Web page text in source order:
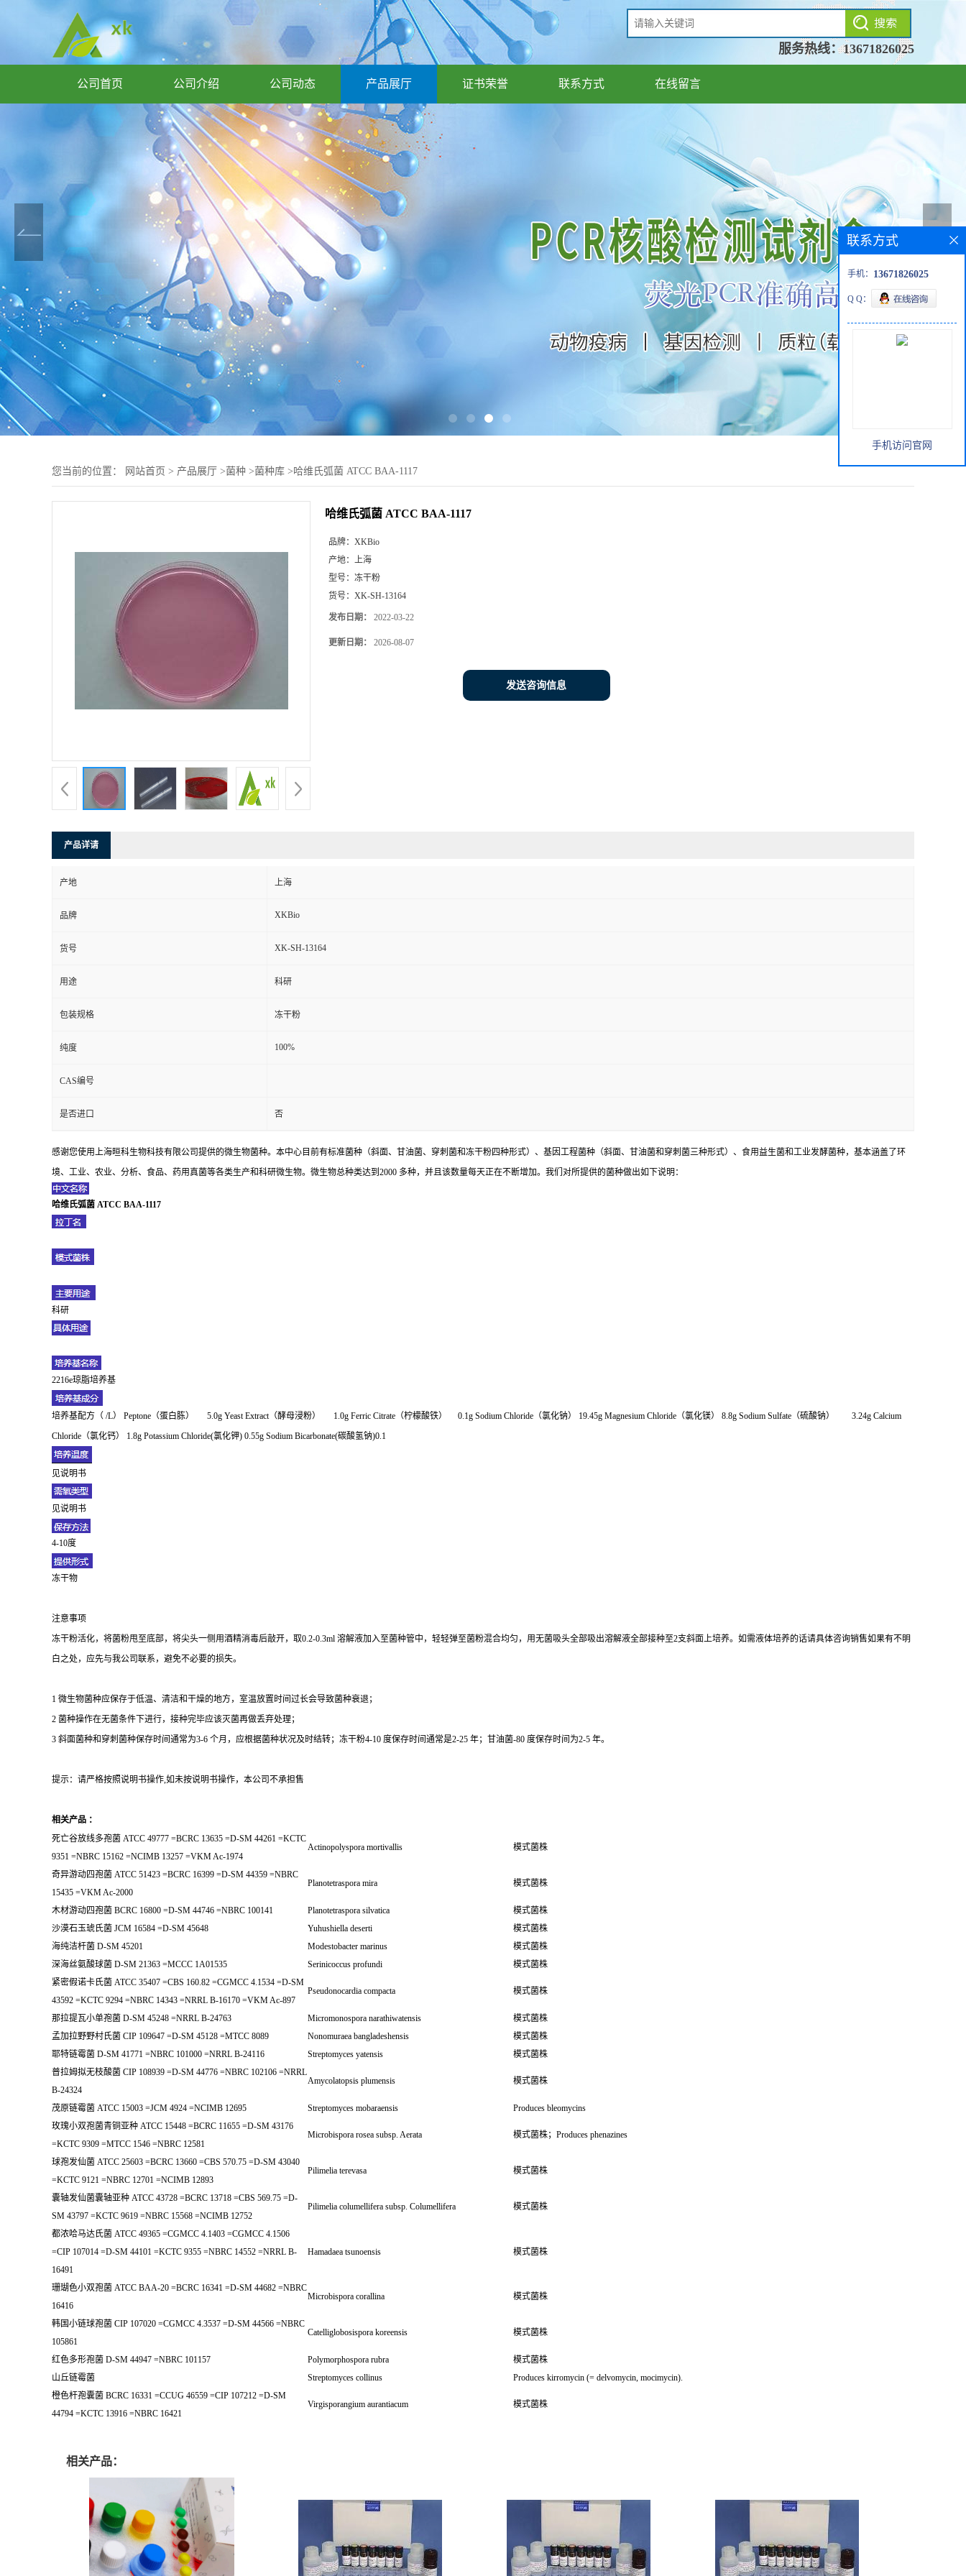
服务热线：13671826025
公司首页 公司介绍 公司动态 产品展厅 证书荣誉 联系方式 在线留言
您当前的位置： 网站首页 > 产品展厅 >菌种 >菌种库 >哈维氏弧菌 ATCC BAA-1117
哈维氏弧菌 ATCC BAA-1117
品牌： XKBio
产地： 上海
型号： 冻干粉
货号： XK-SH-13164
发布日期： 2022-03-22
更新日期： 2026-08-07
发送咨询信息
产品详请
产地 上海
品牌 XKBio
货号 XK-SH-13164
用途 科研
包装规格 冻干粉
纯度 100%
CAS编号
是否进口 否
感谢您使用上海晅科生物科技有限公司提供的微生物菌种。本中心目前有标准菌种（斜面、甘油菌、穿刺菌和冻干粉四种形式）、基因工程菌种（斜面、甘油菌和穿刺菌三种形式）、食用益生菌和工业发酵菌种，基本涵盖了环
境、工业、农业、分析、食品、药用真菌等各类生产和科研微生物。微生物总种类达到2000 多种，并且该数量每天正在不断增加。我们对所提供的菌种做出如下说明：
哈维氏弧菌 ATCC BAA-1117
科研
2216e琼脂培养基
培养基配方（ /L） Peptone（蛋白胨） 5.0g Yeast Extract（酵母浸粉） 1.0g Ferric Citrate（柠檬酸铁） 0.1g Sodium Chloride（氯化钠） 19.45g Magnesium Chloride（氯化镁） 8.8g Sodium Sulfate（硫酸钠） 3.24g Calcium
Chloride（氯化钙） 1.8g Potassium Chloride(氯化钾) 0.55g Sodium Bicarbonate(碳酸氢钠)0.1
见说明书
见说明书
4-10度
冻干物
注意事项
冻干粉活化，将菌粉甩至底部，将尖头一侧用酒精消毒后敲开，取0.2-0.3ml 溶解液加入至菌种管中，轻轻弹至菌粉混合均匀，用无菌吸头全部吸出溶解液全部接种至2支斜面上培养。如需液体培养的话请具体咨询销售如果有不明
白之处，应先与我公司联系，避免不必要的损失。
1 微生物菌种应保存于低温、清洁和干燥的地方，室温放置时间过长会导致菌种衰退；
2 菌种操作在无菌条件下进行，接种完毕应该灭菌再做丢弃处理；
3 斜面菌种和穿刺菌种保存时间通常为3-6 个月，应根据菌种状况及时结转；冻干粉4-10 度保存时间通常是2-25 年；甘油菌-80 度保存时间为2-5 年。
提示：请严格按照说明书操作,如未按说明书操作，本公司不承担售
相关产品 ：
死亡谷放线多孢菌 ATCC 49777 =BCRC 13635 =D-SM 44261 =KCTC
9351 =NBRC 15162 =NCIMB 13257 =VKM Ac-1974
Actinopolyspora mortivallis 模式菌株
奇异游动四孢菌 ATCC 51423 =BCRC 16399 =D-SM 44359 =NBRC
15435 =VKM Ac-2000
Planotetraspora mira 模式菌株
木材游动四孢菌 BCRC 16800 =D-SM 44746 =NBRC 100141 Planotetraspora silvatica
模式菌株
沙漠石玉琥氏菌 JCM 16584 =D-SM 45648
Yuhushiella deserti
模式菌株
海纯洁杆菌 D-SM 45201
Modestobacter marinus
模式菌株
深海丝氨酸球菌 D-SM 21363 =MCCC 1A01535
Serinicoccus profundi
模式菌株
紧密假诺卡氏菌 ATCC 35407 =CBS 160.82 =CGMCC 4.1534 =D-SM
43592 =KCTC 9294 =NBRC 14343 =NRRL B-16170 =VKM Ac-897
Pseudonocardia compacta 模式菌株
那拉提瓦小单孢菌 D-SM 45248 =NRRL B-24763 Micromonospora narathiwatensis
模式菌株
孟加拉野野村氏菌 CIP 109647 =D-SM 45128 =MTCC 8089
Nonomuraea bangladeshensis
模式菌株
耶特链霉菌 D-SM 41771 =NBRC 101000 =NRRL B-24116
Streptomyces yatensis
模式菌株
普拉姆拟无枝酸菌 CIP 108939 =D-SM 44776 =NBRC 102106 =NRRL
B-24324
Amycolatopsis plumensis 模式菌株
茂原链霉菌 ATCC 15003 =JCM 4924 =NCIMB 12695 Streptomyces mobaraensis
Produces bleomycins
玫瑰小双孢菌青铜亚种 ATCC 15448 =BCRC 11655 =D-SM 43176
=KCTC 9309 =MTCC 1546 =NBRC 12581
Microbispora rosea subsp. Aerata 模式菌株；Produces phenazines
球孢发仙菌 ATCC 25603 =BCRC 13660 =CBS 570.75 =D-SM 43040
=KCTC 9121 =NBRC 12701 =NCIMB 12893
Pilimelia terevasa 模式菌株
囊轴发仙菌囊轴亚种 ATCC 43728 =BCRC 13718 =CBS 569.75 =D-
SM 43797 =KCTC 9619 =NBRC 15568 =NCIMB 12752
Pilimelia columellifera subsp. Columellifera 模式菌株
都浓哈马达氏菌 ATCC 49365 =CGMCC 4.1403 =CGMCC 4.1506
=CIP 107014 =D-SM 44101 =KCTC 9355 =NBRC 14552 =NRRL B-
16491
Hamadaea tsunoensis 模式菌株
珊瑚色小双孢菌 ATCC BAA-20 =BCRC 16341 =D-SM 44682 =NBRC
16416
Microbispora corallina 模式菌株
韩国小链球孢菌 CIP 107020 =CGMCC 4.3537 =D-SM 44566 =NBRC
105861
Catelliglobosispora koreensis 模式菌株
红色多形孢菌 D-SM 44947 =NBRC 101157 Polymorphospora rubra
模式菌株
山丘链霉菌
Streptomyces collinus
Produces kirromycin (= delvomycin, mocimycin).
橙色杆孢囊菌 BCRC 16331 =CCUG 46559 =CIP 107212 =D-SM
44794 =KCTC 13916 =NBRC 16421
Virgisporangium aurantiacum 模式菌株
相关产品：
联系方式
手机： 13671826025
Q Q：
手机访问官网